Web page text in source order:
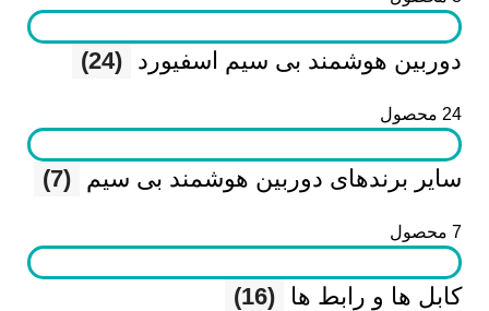
دوربین هوشمند بی سیم اسفیورد (24)
24 محصول
سایر برندهای دوربین هوشمند بی سیم (7)
7 محصول
کابل ها و رابط ها (16)